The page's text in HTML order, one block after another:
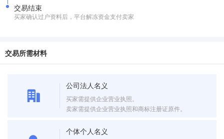
交易结束
买家确认过户资料后，平台解冻资金支付卖家
交易所需材料
公司法人名义
买家需提供企业营业执照。
卖家需提供企业营业执照和商标注册证原件。
个体个人名义